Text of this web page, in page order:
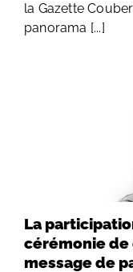
la Gazette
panorama [...]
La
cérémonie de
message de